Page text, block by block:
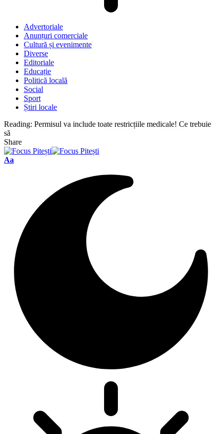
Advertoriale
Anunțuri comerciale
Cultură și evenimente
Diverse
Editoriale
Educație
Politică locală
Social
Sport
Știri locale
Reading: Permisul va include toate restricțiile medicale! Ce trebuie
să
Share
Font
Aa